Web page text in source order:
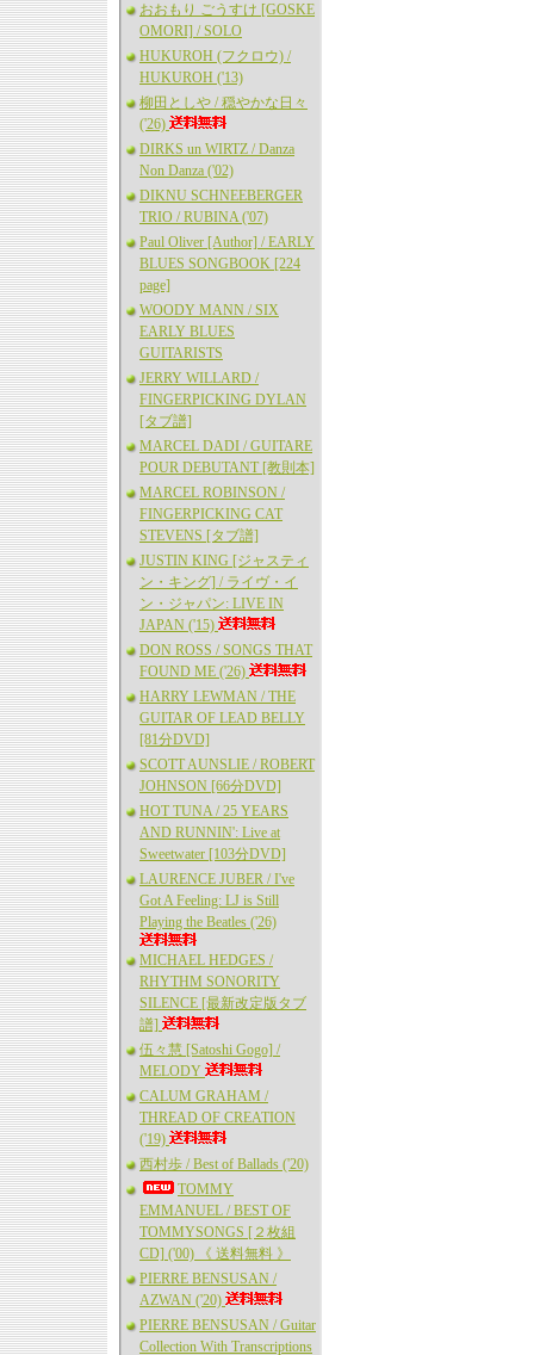
おおもり ごうすけ [GOSKE
OMORI] / SOLO
HUKUROH (フクロウ) /
HUKUROH ('13)
柳田としや / 穏やかな日々
('26)
DIRKS un WIRTZ / Danza
Non Danza ('02)
DIKNU SCHNEEBERGER
TRIO / RUBINA ('07)
Paul Oliver [Author] / EARLY
BLUES SONGBOOK [224
page]
WOODY MANN / SIX
EARLY BLUES
GUITARISTS
JERRY WILLARD /
FINGERPICKING DYLAN
[タブ譜]
MARCEL DADI / GUITARE
POUR DEBUTANT [教則本]
MARCEL ROBINSON /
FINGERPICKING CAT
STEVENS [タブ譜]
JUSTIN KING [ジャスティ
ン・キング] / ライヴ・イ
ン・ジャパン: LIVE IN
JAPAN ('15)
DON ROSS / SONGS THAT
FOUND ME ('26)
HARRY LEWMAN / THE
GUITAR OF LEAD BELLY
[81分DVD]
SCOTT AUNSLIE / ROBERT
JOHNSON [66分DVD]
HOT TUNA / 25 YEARS
AND RUNNIN': Live at
Sweetwater [103分DVD]
LAURENCE JUBER / I've
Got A Feeling: LJ is Still
Playing the Beatles ('26)
MICHAEL HEDGES /
RHYTHM SONORITY
SILENCE [最新改定版タブ
譜]
伍々慧 [Satoshi Gogo] /
MELODY
CALUM GRAHAM /
THREAD OF CREATION
('19)
西村歩 / Best of Ballads ('20)
TOMMY
EMMANUEL / BEST OF
TOMMYSONGS [２枚組
CD] ('00) 《 送料無料 》
PIERRE BENSUSAN /
AZWAN ('20)
PIERRE BENSUSAN / Guitar
Collection With Transcriptions